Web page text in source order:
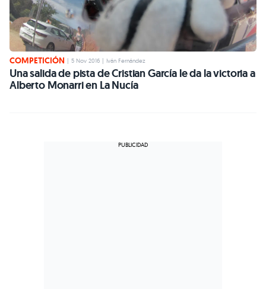
COMPETICIÓN | 5 Nov 2016 | Iván Fernández
Una salida de pista de Cristian García le da la victoria a
Alberto Monarri en La Nucía